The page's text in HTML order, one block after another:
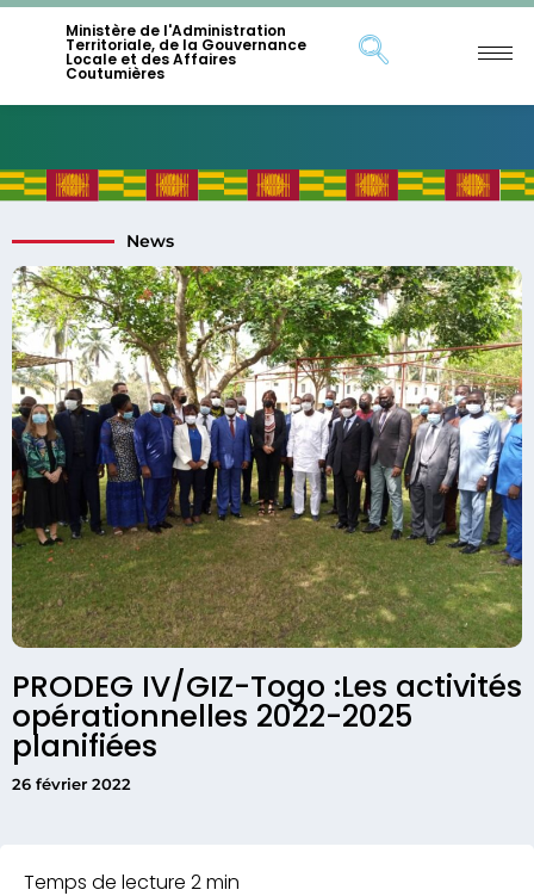
Ministère de l'Administration
Territoriale, de la Gouvernance
Locale et des Affaires
Coutumières
PRODEG IV/GIZ-Togo :Les activités
opérationnelles 2022-2025
planifiées
26 février 2022
News